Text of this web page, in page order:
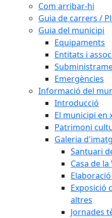
Com arribar-hi
Guia de carrers /
Guia del municipi
Equipaments
Entitats i
Emergències
Informació del
Introducció
El municipi en
Patrimoni
Galeria
Santuari
Casa de la
Exposició
altres
Jornades